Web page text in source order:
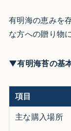
有明海の恵みを
な方への贈り物
▼有明海苔の基
項目
主な購入場所